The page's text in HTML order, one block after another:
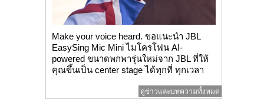
Make your voice heard. ขอแนะนำ JBL
EasySing Mic Mini ไมโครโฟน AI-
powered ขนาดพกพารุ่นใหม่จาก JBL ที่ให้
คุณขึ้นเป็น center stage ได้ทุกที่ ทุกเวลา
ดูข่าวและบทความทั้งหมด